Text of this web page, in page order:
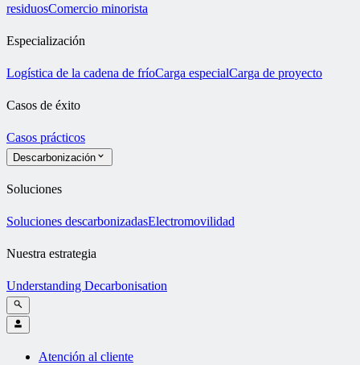
residuosComercio minorista
Especialización
Logística de la cadena de fríoCarga especialCarga de proyecto
Casos de éxito
Casos prácticos
Descarbonización
Soluciones
Soluciones descarbonizadasElectromovilidad
Nuestra estrategia
Understanding Decarbonisation
Atención al cliente